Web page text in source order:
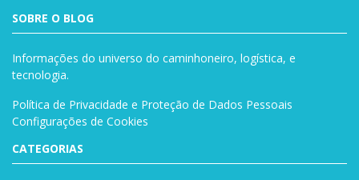
SOBRE O BLOG
Informações do universo do caminhoneiro, logística, e
tecnologia.
Política de Privacidade e Proteção de Dados Pessoais
Configurações de Cookies
CATEGORIAS